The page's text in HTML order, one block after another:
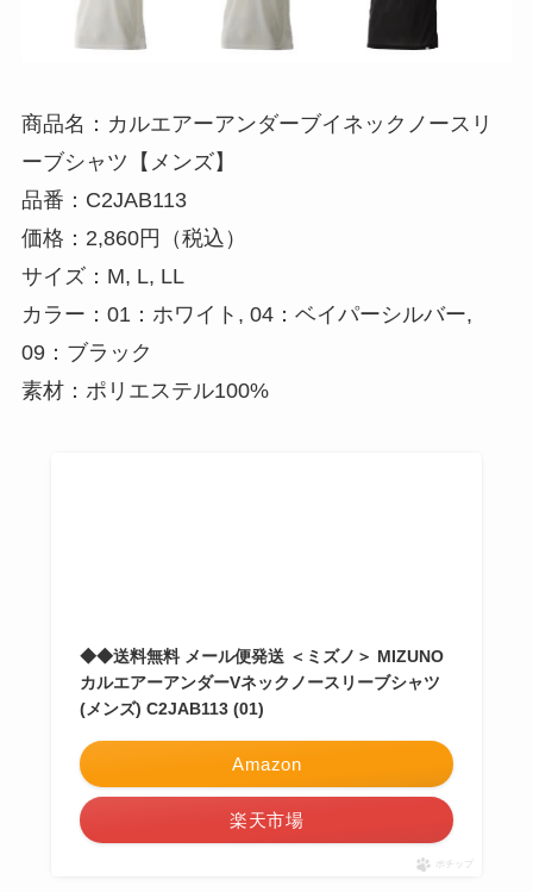
商品名：カルエアーアンダーブイネックノースリ
ーブシャツ【メンズ】
品番：C2JAB113
価格：2,860円（税込）
サイズ：M, L, LL
カラー：01：ホワイト, 04：ベイパーシルバー,
09：ブラック
素材：ポリエステル100%
◆◆送料無料 メール便発送 ＜ミズノ＞ MIZUNO
カルエアーアンダーVネックノースリーブシャツ
(メンズ) C2JAB113 (01)
Amazon
楽天市場
ポチップ